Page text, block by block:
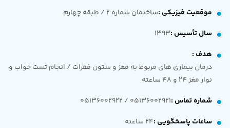
موقعیت فیزیکی :ساختمان شماره 2 / طبقه چهارم
سال تأسیس :
1393
هدف :
درمان بیماری های مربوط به مغز و ستون فقرات / انجام تست خواب و
نوار مغز 24 و 48 ساعته
شماره تماس :
05136002921 / 05136002922
ساعات پاسخگویی :24 ساعته